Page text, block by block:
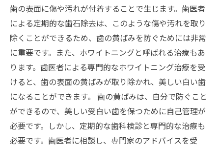
歯の表面に傷や汚れが付着することで生じます。歯医者
による定期的な歯石除去は、このような傷や汚れを取り
除くことができるため、歯の黄ばみを防ぐためには非常
に重要です。また、ホワイトニングと呼ばれる治療もあ
ります。歯医者による専門的なホワイトニング治療を受
けると、歯の表面の黄ばみが取り除かれ、美しい白い歯
になることができます。 歯の黄ばみは、自分で防ぐこと
ができるので、美しい受白い歯を保つために自己管理が
必要です。しかし、定期的な歯科検診と専門的な治療も
必要です。歯医者に相談し、専門家のアドバイスを受